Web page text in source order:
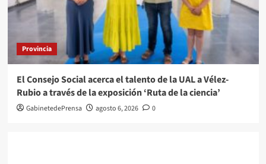
Provincia
El Consejo Social acerca el talento de la UAL a Vélez-
Rubio a través de la exposición ‘Ruta de la ciencia’
GabinetedePrensa agosto 6, 2026 0